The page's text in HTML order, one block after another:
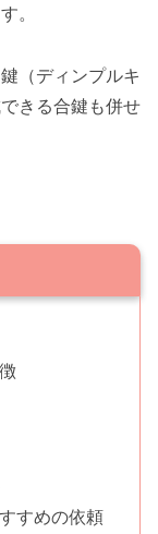
。
（ディンプルキ
きる合鍵も併せ
すめの依頼